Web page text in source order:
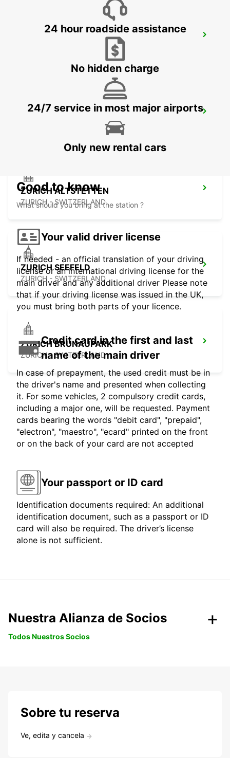
DUEBENDORF AMAG
DUEBENDORF - SWITZERLAND
KLOTEN AMAG
KLOTEN - SWITZERLAND
ZURICH ALTSTETTEN
ZURICH - SWITZERLAND
ZURICH SEEFELD
ZURICH - SWITZERLAND
ZURICH BRUNAUPARK
ZURICH - SWITZERLAND
24 hour roadside assistance
No hidden charge
24/7 service in most major airports
Only new rental cars
Good to know
What should you bring at the station ?
Your valid driver license
If needed - an official translation of your driving
license or an international driving license for the
main driver and any additional driver Please note
that if your driving license was issued in the UK,
you must bring both parts of your licence.
Credit card in the first and last
name of the main driver
In case of prepayment, the used credit must be in
the driver's name and presented when collecting
it. For some vehicles, 2 compulsory credit cards,
including a major one, will be requested. Payment
cards bearing the words "debit card", "prepaid",
"electron", "maestro", "ecard" printed on the front
or on the back of your card are not accepted
Your passport or ID card
Identification documents required: An additional
identification document, such as a passport or ID
card will also be required. The driver’s license
alone is not sufficient.
Nuestra Alianza de Socios
Todos Nuestros Socios
Sobre tu reserva
Ve, edita y cancela